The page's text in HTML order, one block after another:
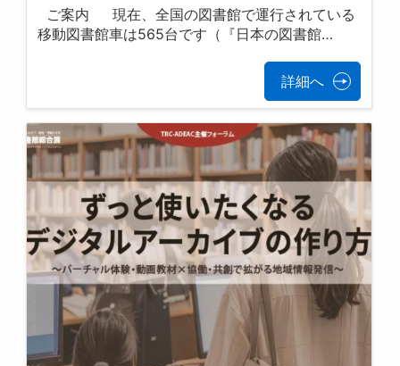
ご案内 現在、全国の図書館で運行されている
移動図書館車は565台です（『日本の図書館…
詳細へ